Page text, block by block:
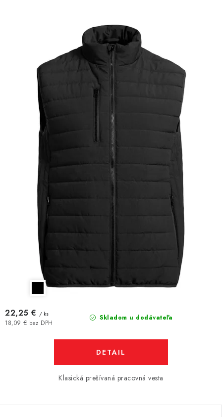
Skladom u dodávateľa
18,09 € bez DPH
22,25 € / ks
DETAIL
Klasická prešívaná pracovná vesta